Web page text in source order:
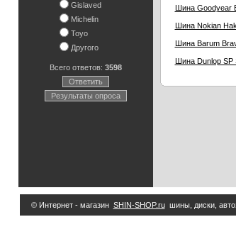
Gislaved
Michelin
Toyo
Другого
Всего ответов: 3598
Ответить
Результаты опроса
Шина Goodyear
Шина Nokian
Шина Barum
Шина Dunlop SP
© Интернет - магазин SHIN-SHOP.ruшины, диски,